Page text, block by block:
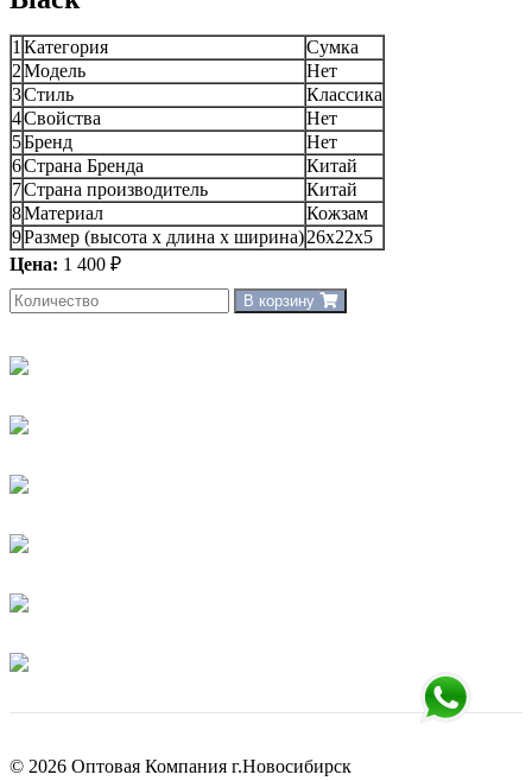
1 Категория
Сумка
2Модель
Нет
3Стиль
Классика
4Свойства
Нет
5Бренд
Нет
6Страна Бренда
Китай
7Страна производитель
Китай
8Материал
Кожзам
9Размер (высота х длина х ширина)26х22х5
Цена: 1 400 ₽
В корзину
© 2026 Оптовая Компания г.Новосибирск